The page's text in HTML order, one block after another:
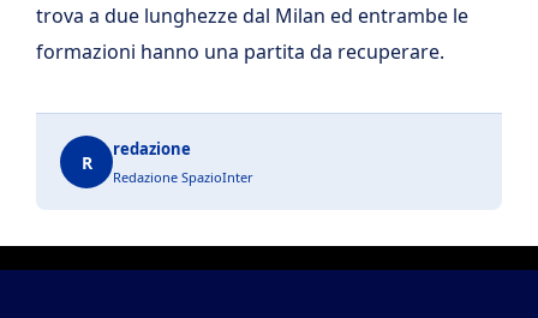
trova a due lunghezze dal Milan ed entrambe le
formazioni hanno una partita da recuperare.
R
redazione
Redazione SpazioInter